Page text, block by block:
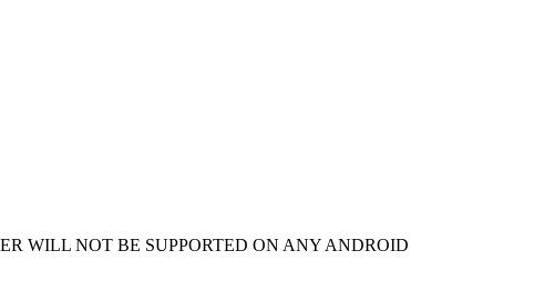
WILL NOT BE SUPPORTED ON ANY ANDROID